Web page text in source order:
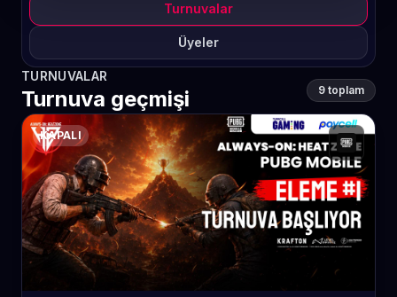
Turnuvalar
Üyeler
TURNUVALAR
Turnuva geçmişi 9 toplam
KAPALI